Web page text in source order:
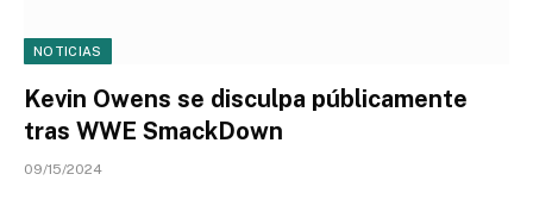
NOTICIAS
Kevin Owens se disculpa públicamente
tras WWE SmackDown
09/15/2024